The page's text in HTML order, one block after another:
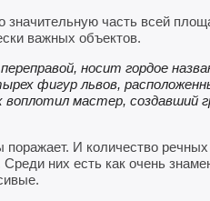
значительную часть всей
важных объектов.
носит гордое
фигур львов,
мастер, создавший
поражает. И количество
них есть как очень